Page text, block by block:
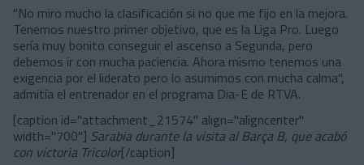
"No miro mucho la clasificación si no que me fijo en la mejora.
Tenemos nuestro primer objetivo, que es la Liga Pro. Luego
sería muy bonito conseguir el ascenso a Segunda, pero
debemos ir con mucha paciencia. Ahora mismo tenemos una
exigencia por el liderato pero lo asumimos con mucha calma",
admitía el entrenador en el programa Dia-E de RTVA.
[caption id="attachment_21574" align="aligncenter"
width="700"] Sarabia durante la visita al Barça B, que acabó
con victoria Tricolor[/caption]